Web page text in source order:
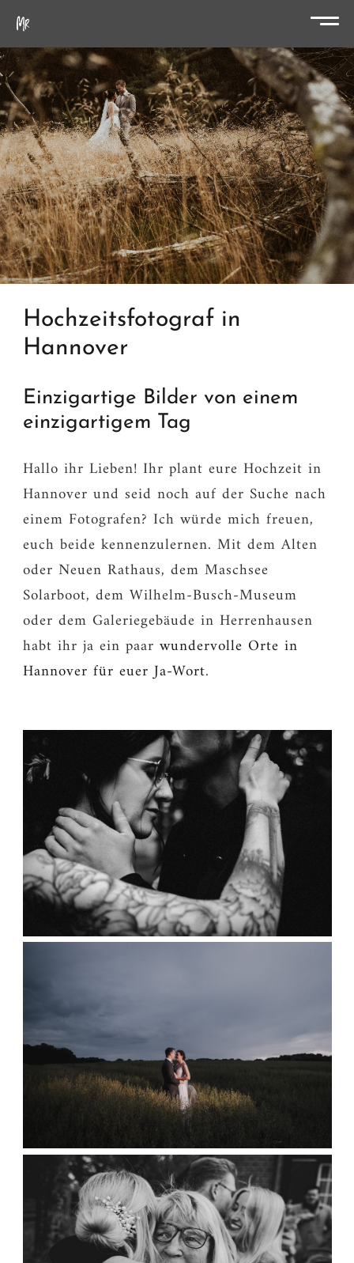
Hochzeitsfotograf in
Hannover
Einzigartige Bilder von einem
einzigartigem Tag
Hallo ihr Lieben! Ihr plant eure Hochzeit in
Hannover und seid noch auf der Suche nach
einem Fotografen? Ich würde mich freuen,
euch beide kennenzulernen. Mit dem Alten
oder Neuen Rathaus, dem Maschsee
Solarboot, dem Wilhelm-Busch-Museum
oder dem Galeriegebäude in Herrenhausen
habt ihr ja ein paar wundervolle Orte in
Hannover für euer Ja-Wort.